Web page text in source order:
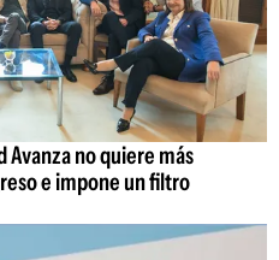
Avanza no quiere más
e impone un filtro